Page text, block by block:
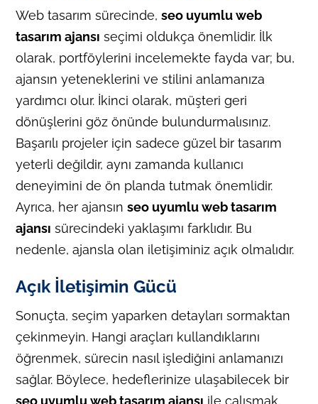
Web tasarım sürecinde,seo uyumlu web
tasarım ajansı seçimi oldukça önemlidir. İlk
olarak, portföylerini incelemekte fayda var; bu,
ajansın yeteneklerini ve stilini anlamanıza
yardımcı olur. İkinci olarak, müşteri geri
dönüşlerini göz önünde bulundurmalısınız.
Başarılı projeler için sadece güzel bir tasarım
yeterli değildir, aynı zamanda kullanıcı
deneyimini de ön planda tutmak önemlidir.
Ayrıca, her ajansınseo uyumlu web tasarım
ajansı sürecindeki yaklaşımı farklıdır. Bu
nedenle, ajansla olan iletişiminiz açık olmalıdır.
Açık İletişimin Gücü
Sonuçta, seçim yaparken detayları sormaktan
çekinmeyin. Hangi araçları kullandıklarını
öğrenmek, sürecin nasıl işlediğini anlamanızı
sağlar. Böylece, hedeflerinize ulaşabilecek bir